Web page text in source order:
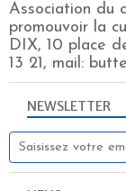
NEWSLETTER
Association du
promouvoir la
DIX, 10 place
13 21, mail: